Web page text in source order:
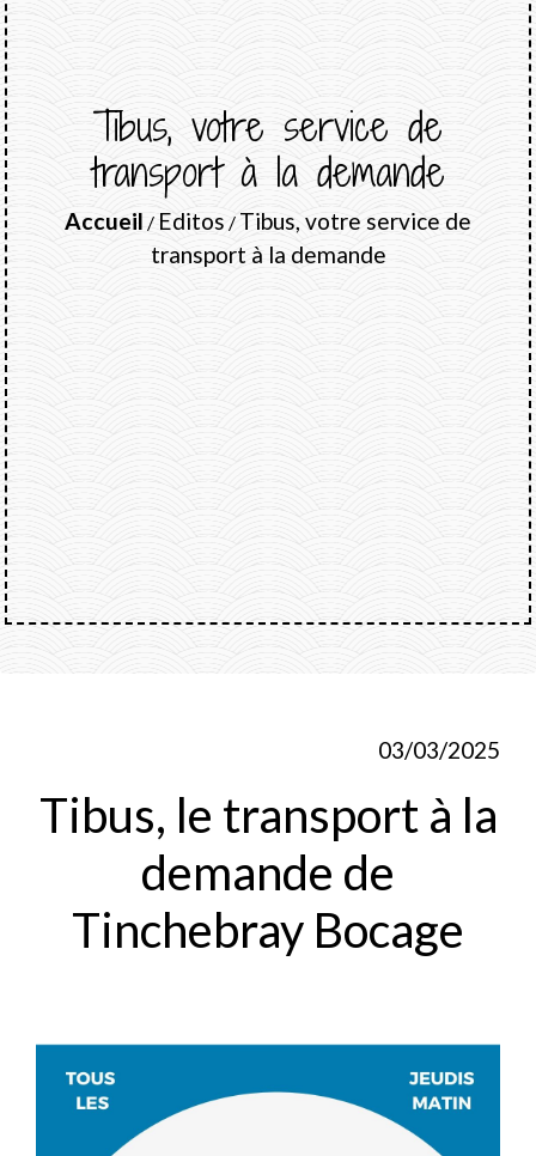
Tibus, votre service de
transport à la demande
Accueil / Editos / Tibus, votre service de
transport à la demande
03/03/2025
Tibus, le transport à la
demande de
Tinchebray Bocage